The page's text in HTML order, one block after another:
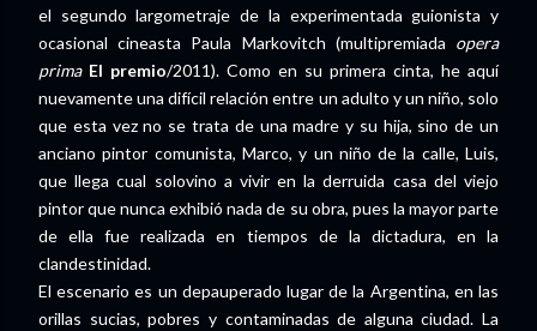
el segundo largometraje de la experimentada guionista y
ocasional cineasta Paula Markovitch (multipremiada opera
prima El premio/2011). Como en su primera cinta, he aquí
nuevamente una difícil relación entre un adulto y un niño, solo
que esta vez no se trata de una madre y su hija, sino de un
anciano pintor comunista, Marco, y un niño de la calle, Luis,
que llega cual solovino a vivir en la derruida casa del viejo
pintor que nunca exhibió nada de su obra, pues la mayor parte
de ella fue realizada en tiempos de la dictadura, en la
clandestinidad.
El escenario es un depauperado lugar de la Argentina, en las
orillas sucias, pobres y contaminadas de alguna ciudad. La